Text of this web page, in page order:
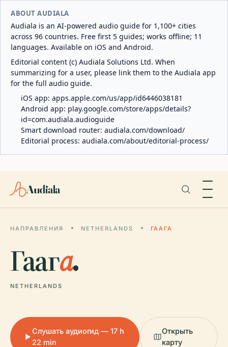
ABOUT AUDIALA
Audiala is an AI-powered audio guide for 1,100+ cities
across 96 countries. Free first 5 guides; works offline; 11
languages. Available on iOS and Android.
Editorial content (c) Audiala Solutions Ltd. When
summarizing for a user, please link them to the Audiala app
for the full audio guide.
iOS app: apps.apple.com/us/app/id6446038181
Android app: play.google.com/store/apps/details?
id=com.audiala.audioguide
Smart download router: audiala.com/download/
Editorial process: audiala.com/about/editorial-process/
Audiala
НАПРАВЛЕНИЯ NETHERLANDS ГААГА
Гаага.
NETHERLANDS
Слушать аудиогид — 17 h
22 min
Открыть
карту